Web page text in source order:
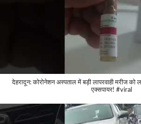
देहरादून: कोरोनेशन अस्पताल में बड़ी लापरवाही मरीज को
एक्सपायर! #viral